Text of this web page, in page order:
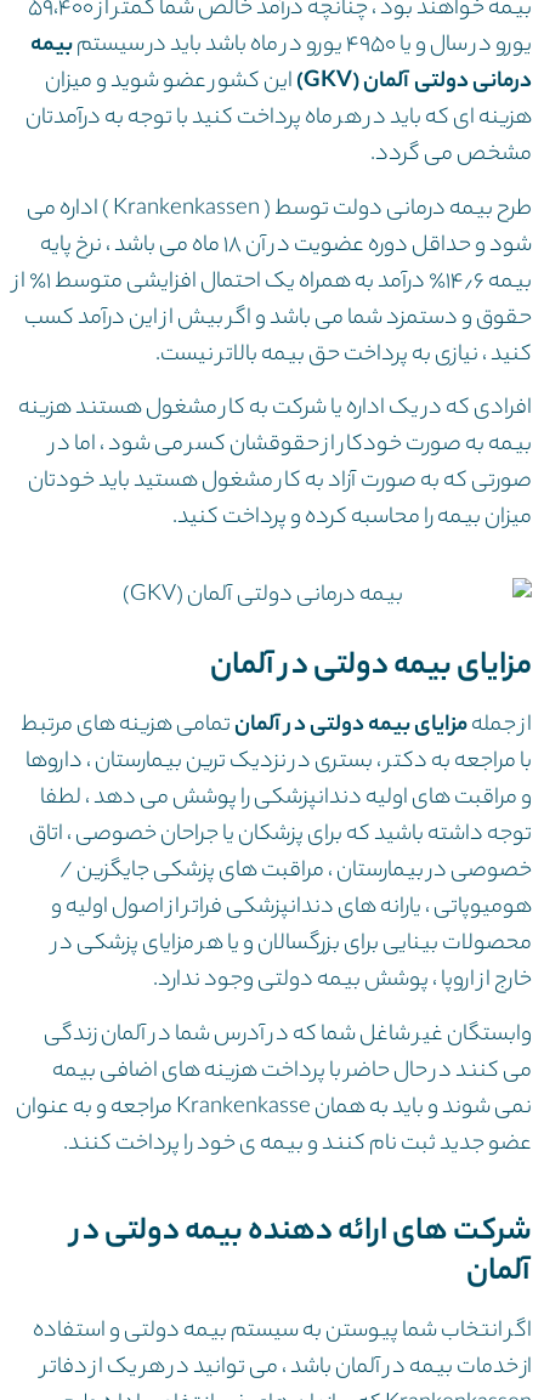
بیمه خواهند بود ، چنانچه درآمد خالص شما کمتر از ۵۹،۴۰۰
یورو در سال و یا ۴۹۵۰ یورو در ماه باشد باید در سیستم
بیمه
درمانی دولتی آلمان (GKV)
این کشور عضو شوید و میزان
هزینه ای که باید در هر ماه پرداخت کنید با توجه به درآمدتان
مشخص می گردد.
طرح بیمه درمانی دولت توسط ( Krankenkassen ) اداره می
شود و حداقل دوره عضویت در آن 18 ماه می باشد ، نرخ پایه
بیمه ۱۴٫۶٪ درآمد به همراه یک احتمال افزایشی متوسط ۱٪ از
حقوق و دستمزد شما می باشد و اگر بیش از این درآمد کسب
کنید ، نیازی به پرداخت حق بیمه بالاتر نیست.
افرادی که در یک اداره یا شرکت به کار مشغول هستند هزینه
بیمه به صورت خودکار از حقوقشان کسر می شود ، اما در
صورتی که به صورت آزاد به کار مشغول هستید باید خودتان
میزان بیمه را محاسبه کرده و پرداخت کنید.
مزایای بیمه دولتی در آلمان
از جملهمزایای بیمه دولتی در آلمانتمامی هزینه های مرتبط
با مراجعه به دکتر ، بستری در نزدیک ترین بیمارستان ، داروها
و مراقبت های اولیه دندانپزشکی را پوشش می دهد ، لطفا
توجه داشته باشید که برای پزشکان یا جراحان خصوصی ، اتاق
خصوصی در بیمارستان ، مراقبت های پزشکی جایگزین /
هومیوپاتی ، یارانه های دندانپزشکی فراتر از اصول اولیه و
محصولات بینایی برای بزرگسالان و یا هر مزایای پزشکی در
خارج از اروپا ، پوشش بیمه دولتی وجود ندارد.
وابستگان غیر شاغل شما که در آدرس شما در آلمان زندگی
می کنند در حال حاضر با پرداخت هزینه های اضافی بیمه
نمی شوند و باید به همان Krankenkasse مراجعه و به عنوان
عضو جدید ثبت نام کنند و بیمه ی خود را پرداخت کنند.
شرکت های ارائه دهنده بیمه دولتی در
آلمان
اگر انتخاب شما پیوستن به سیستم بیمه دولتی و استفاده
از خدمات بیمه در آلمان باشد ، می توانید در هر یک از دفاتر